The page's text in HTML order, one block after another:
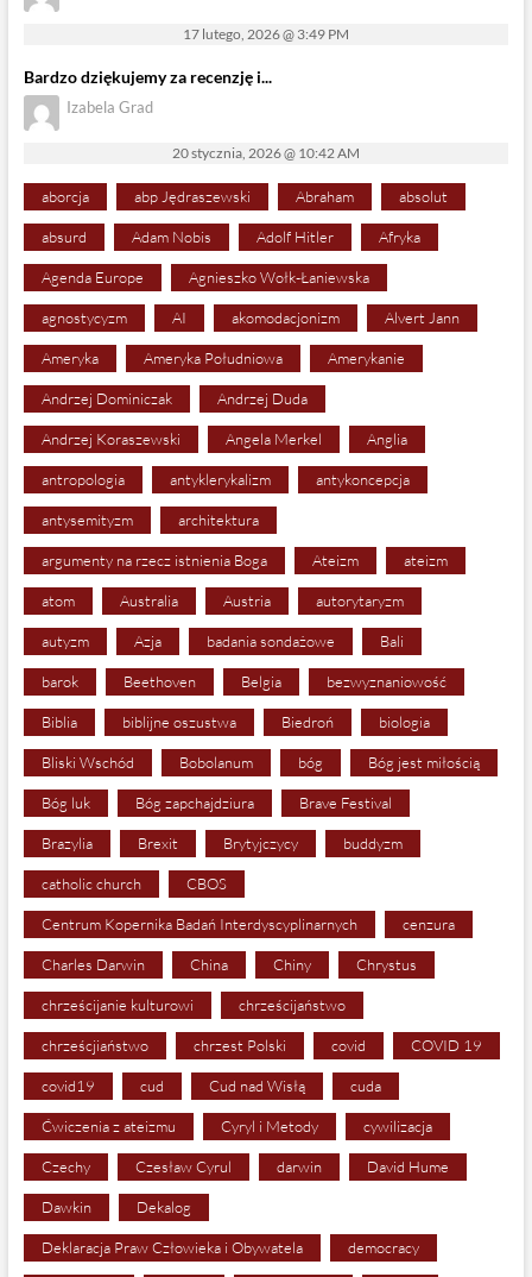
17 lutego, 2026 @ 3:49 PM
Bardzo dziękujemy za recenzję i...
Izabela Grad
20 stycznia, 2026 @ 10:42 AM
aborcja abp Jędraszewski Abraham absolut
absurd Adam Nobis Adolf Hitler Afryka
Agenda Europe Agnieszko Wołk-Łaniewska
agnostycyzm AI akomodacjonizm Alvert Jann
Ameryka Ameryka Południowa Amerykanie
Andrzej Dominiczak Andrzej Duda
Andrzej Koraszewski Angela Merkel Anglia
antropologia antyklerykalizm antykoncepcja
antysemityzm architektura
argumenty na rzecz istnienia Boga Ateizm ateizm
atom Australia Austria autorytaryzm
autyzm Azja badania sondażowe Bali
barok Beethoven Belgia bezwyznaniowość
Biblia biblijne oszustwa Biedroń biologia
Bliski Wschód Bobolanum bóg Bóg jest miłością
Bóg luk Bóg zapchajdziura Brave Festival
Brazylia Brexit Brytyjczycy buddyzm
catholic church CBOS
Centrum Kopernika Badań Interdyscyplinarnych cenzura
Charles Darwin China Chiny Chrystus
chrześcijanie kulturowi chrześcijaństwo
chrześcjiaństwo chrzest Polski covid COVID 19
covid19 cud Cud nad Wisłą cuda
Ćwiczenia z ateizmu Cyryl i Metody cywilizacja
Czechy Czesław Cyrul darwin David Hume
Dawkin Dekalog
Deklaracja Praw Człowieka i Obywatela democracy